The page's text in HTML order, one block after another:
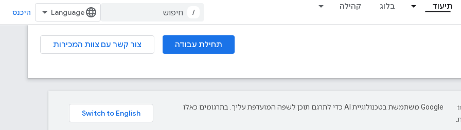
תיעוד בלוג קהילה
/ היכנס
תחילת עבודה
צור קשר עם צוות המכירות
‫Google משתמשת בטכנולוגיית AI כדי לתרגם תוכן לשפה המועדפת עליך. בתרגומים כאלו